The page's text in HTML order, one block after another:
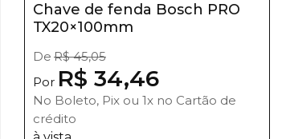
Chave de fenda Bosch PRO
TX20×100mm
De R$ 45,05
Por R$ 34,46
No Boleto, Pix ou 1x no Cartão de
crédito